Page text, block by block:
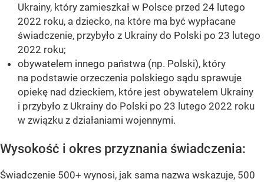
Ukrainy, który zamieszkał w Polsce przed 24 lutego
2022 roku, a dziecko, na które ma być wypłacane
świadczenie, przybyło z Ukrainy do Polski po 23 lutego
2022 roku;
obywatelem innego państwa (np. Polski), który
na podstawie orzeczenia polskiego sądu sprawuje
opiekę nad dzieckiem, które jest obywatelem Ukrainy
i przybyło z Ukrainy do Polski po 23 lutego 2022 roku
w związku z działaniami wojennymi.
Wysokość i okres przyznania świadczenia:
Świadczenie 500+ wynosi, jak sama nazwa wskazuje, 500